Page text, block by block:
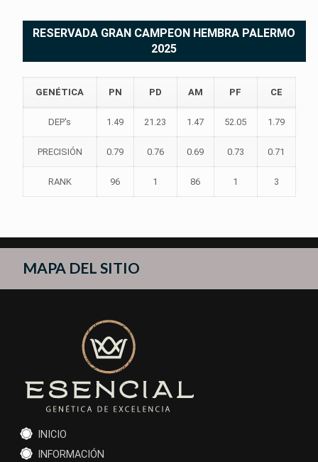
RESERVADA GRAN CAMPEON HEMBRA PALERMO
2025
GENÉTICA PN PD AM PF CE
DEP's 1.49 21.23 1.47 52.05 1.79
PRECISIÓN 0.79 0.76 0.69 0.73 0.71
RANK 96 1 86 1 3
MAPA DEL SITIO
INICIO
INFORMACIÓN